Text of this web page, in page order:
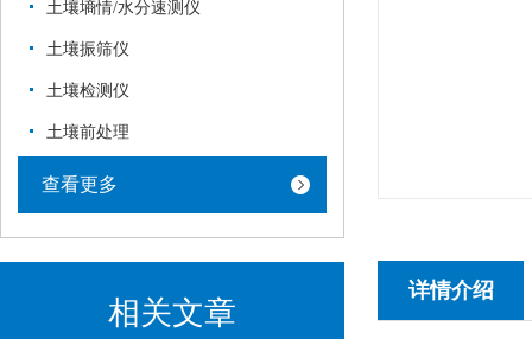
土壤墒情/水分速测仪
土壤振筛仪
土壤检测仪
土壤前处理
查看更多
相关文章
详情介绍